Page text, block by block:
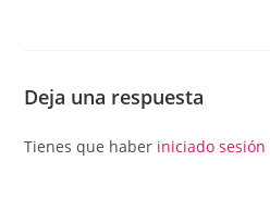
Deja una respuesta
Tienes que haber iniciado sesión